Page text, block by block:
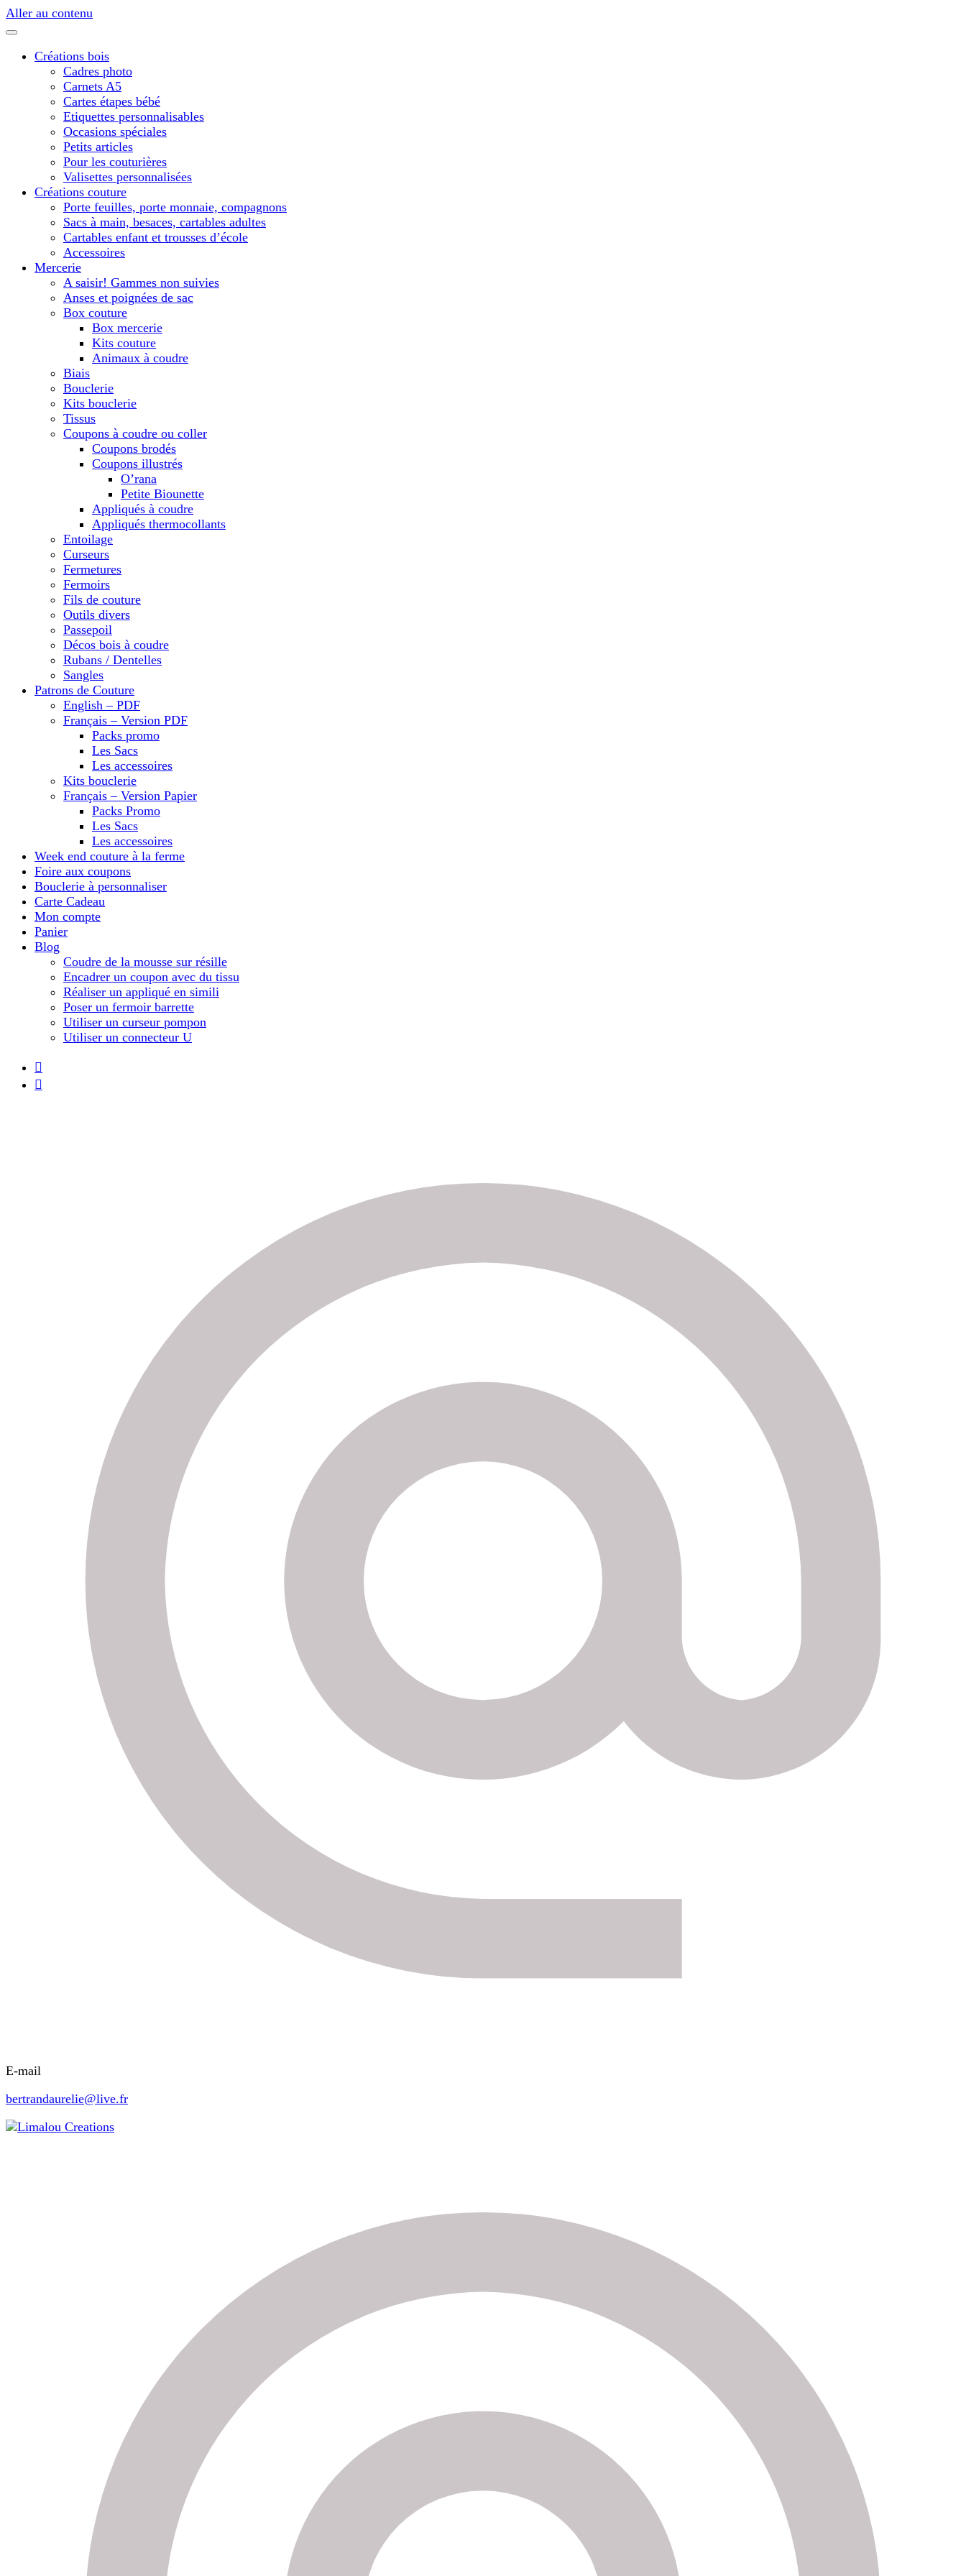
Aller au contenu
Créations bois
Cadres photo
Carnets A5
Cartes étapes bébé
Etiquettes personnalisables
Occasions spéciales
Petits articles
Pour les couturières
Valisettes personnalisées
Créations couture
Porte feuilles, porte monnaie, compagnons
Sacs à main, besaces, cartables adultes
Cartables enfant et trousses d’école
Accessoires
Mercerie
A saisir! Gammes non suivies
Anses et poignées de sac
Box couture
Box mercerie
Kits couture
Animaux à coudre
Biais
Bouclerie
Kits bouclerie
Tissus
Coupons à coudre ou coller
Coupons brodés
Coupons illustrés
O’rana
Petite Biounette
Appliqués à coudre
Appliqués thermocollants
Entoilage
Curseurs
Fermetures
Fermoirs
Fils de couture
Outils divers
Passepoil
Décos bois à coudre
Rubans / Dentelles
Sangles
Patrons de Couture
English – PDF
Français – Version PDF
Packs promo
Les Sacs
Les accessoires
Kits bouclerie
Français – Version Papier
Packs Promo
Les Sacs
Les accessoires
Week end couture à la ferme
Foire aux coupons
Bouclerie à personnaliser
Carte Cadeau
Mon compte
Panier
Blog
Coudre de la mousse sur résille
Encadrer un coupon avec du tissu
Réaliser un appliqué en simili
Poser un fermoir barrette
Utiliser un curseur pompon
Utiliser un connecteur U
E-mail
bertrandaurelie@live.fr